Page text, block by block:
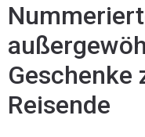
Geschenke
Reisende